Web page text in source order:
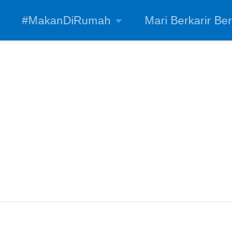
#MakanDiRumah Mari Berkarir